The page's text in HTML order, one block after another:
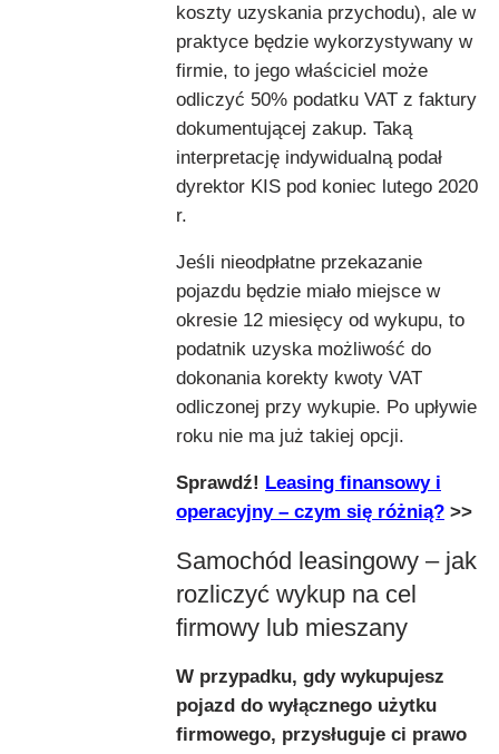
koszty uzyskania przychodu), ale w
praktyce będzie wykorzystywany w
firmie, to jego właściciel może
odliczyć 50% podatku VAT z faktury
dokumentującej zakup. Taką
interpretację indywidualną podał
dyrektor KIS pod koniec lutego 2020
r.
Jeśli nieodpłatne przekazanie
pojazdu będzie miało miejsce w
okresie 12 miesięcy od wykupu, to
podatnik uzyska możliwość do
dokonania korekty kwoty VAT
odliczonej przy wykupie. Po upływie
roku nie ma już takiej opcji.
Sprawdź! Leasing finansowy i
operacyjny – czym się różnią? >>
Samochód leasingowy – jak
rozliczyć wykup na cel
firmowy lub mieszany
W przypadku, gdy wykupujesz
pojazd do wyłącznego użytku
firmowego, przysługuje ci prawo